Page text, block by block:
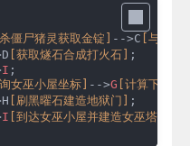
僵尸猪灵获取金锭] -->C [与猪灵
[获取燧石合成打火石]
;
I ;
女巫小屋坐标] -->G [计算下届
[刷黑曜石建造地狱门]
;
I [到达女巫小屋并建造女巫塔]